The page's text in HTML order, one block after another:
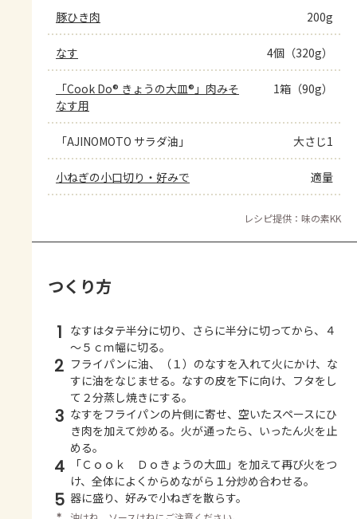
豚ひき肉 200g
なす 4個（320g）
「Cook Do® きょうの大皿®」肉みそ
なす用
1箱（90g）
「AJINOMOTO サラダ油」 大さじ1
小ねぎの小口切り・好みで 適量
レシピ提供：味の素KK
つくり方
1 なすはタテ半分に切り、さらに半分に切ってから、４
～５ｃｍ幅に切る。
2 フライパンに油、（１）のなすを入れて火にかけ、な
すに油をなじませる。なすの皮を下に向け、フタをし
て２分蒸し焼きにする。
3 なすをフライパンの片側に寄せ、空いたスペースにひ
き肉を加えて炒める。火が通ったら、いったん火を止
める。
4
「Ｃｏｏｋ Ｄｏきょうの大皿」を加えて再び火をつ
け、全体によくからめながら１分炒め合わせる。
5 器に盛り、好みで小ねぎを散らす。